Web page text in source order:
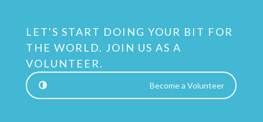
LET'S START DOING YOUR BIT FOR
THE WORLD. JOIN US AS A
VOLUNTEER.
Become a Volunteer